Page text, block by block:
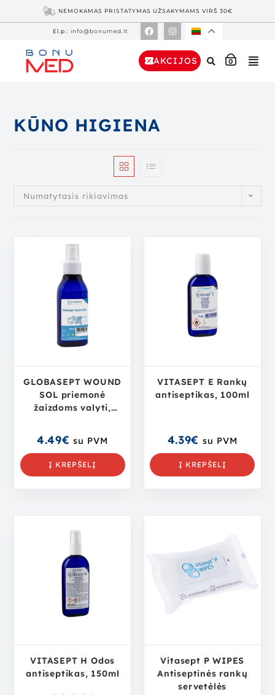
NEMOKAMAS PRISTATYMAS UŽSAKYMAMS VIRŠ 30€
El.p.: info@bonumed.lt
AKCIJOS 0
KŪNO HIGIENA
Numatytasis rikiavimas
GLOBASEPT WOUND
SOL priemonė
žaizdoms valyti,
4.49€ su PVM
Į KREPŠELĮ
VITASEPT E Rankų
antiseptikas, 100ml
4.39€ su PVM
Į KREPŠELĮ
VITASEPT H Odos
antiseptikas, 150ml
Vitasept P WIPES
Antiseptinės rankų
servetėlės